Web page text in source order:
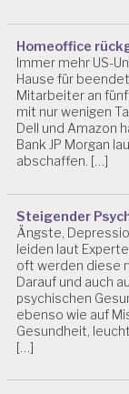
L
E
X
I
B
I
L
I
S
E
R
U
N
G
M
A
N
E
Homeoffice
Immer mehr US-
Hause für
Mitarbeiter an
mit nur wenigen
Dell und Amazon
Bank JP Morgan
abschaffen. […]
Steigender
Ängste,
leiden laut
oft werden diese
Darauf und auch
psychischen
ebenso wie auf
Gesundheit,
[…]